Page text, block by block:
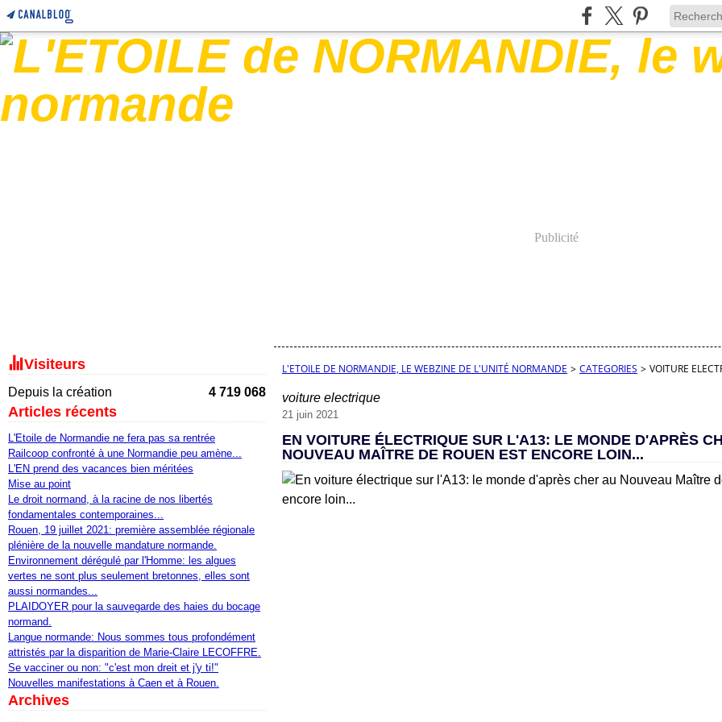
Publicité
Visiteurs
Depuis la création 4 719 068
Articles récents
L'Etoile de Normandie ne fera pas sa rentrée
Railcoop confronté à une Normandie peu amène...
L'EN prend des vacances bien méritées
Mise au point
Le droit normand, à la racine de nos libertés
fondamentales contemporaines...
Rouen, 19 juillet 2021: première assemblée régionale
plénière de la nouvelle mandature normande.
Environnement dérégulé par l'Homme: les algues
vertes ne sont plus seulement bretonnes, elles sont
aussi normandes...
PLAIDOYER pour la sauvegarde des haies du bocage
normand.
Langue normande: Nous sommes tous profondément
attristés par la disparition de Marie-Claire LECOFFRE.
Se vacciner ou non: "c'est mon dreit et j'y ti!"
Nouvelles manifestations à Caen et à Rouen.
Archives
L'ETOILE DE NORMANDIE, LE WEBZINE DE L'UNITÉ NORMANDE > CATEGORIES > VOITURE
voiture electrique
21 juin 2021
EN VOITURE ÉLECTRIQUE SUR L'A13: LE MONDE D'APRÈS
NOUVEAU MAÎTRE DE ROUEN EST ENCORE LOIN...